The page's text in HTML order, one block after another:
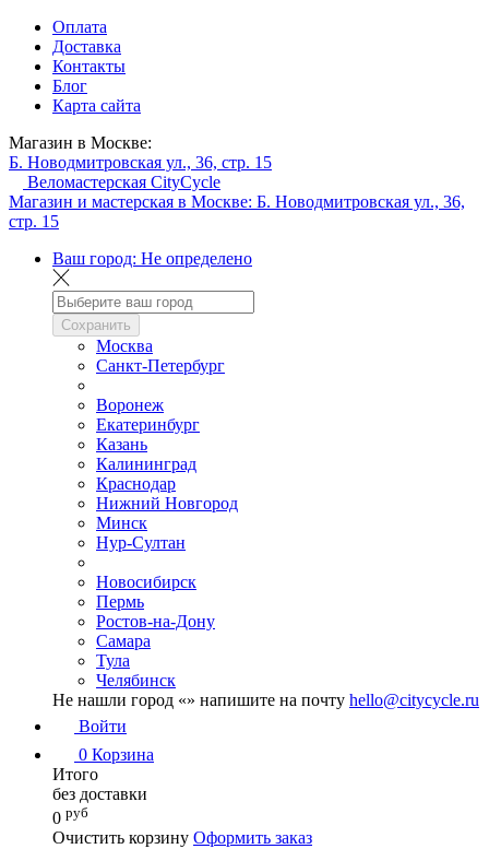
Оплата
Доставка
Контакты
Блог
Карта сайта
Магазин в Москве:
Б. Новодмитровская ул., 36, стр. 15
Веломастерская CityCycle
Магазин и мастерская в Москве: Б. Новодмитровская ул., 36,
стр. 15
Ваш город: Не определено
Сохранить
Москва
Санкт-Петербург
Воронеж
Екатеринбург
Казань
Калининград
Краснодар
Нижний Новгород
Минск
Нур-Султан
Новосибирск
Пермь
Ростов-на-Дону
Самара
Тула
Челябинск
Не нашли город «» напишите на почту hello@citycycle.ru
Войти
0 Корзина
Итого
без доставки
0 руб
Очистить корзину Оформить заказ